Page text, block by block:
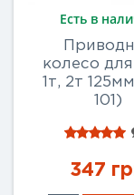
Есть в
колесо
1т, 2т
101)
347